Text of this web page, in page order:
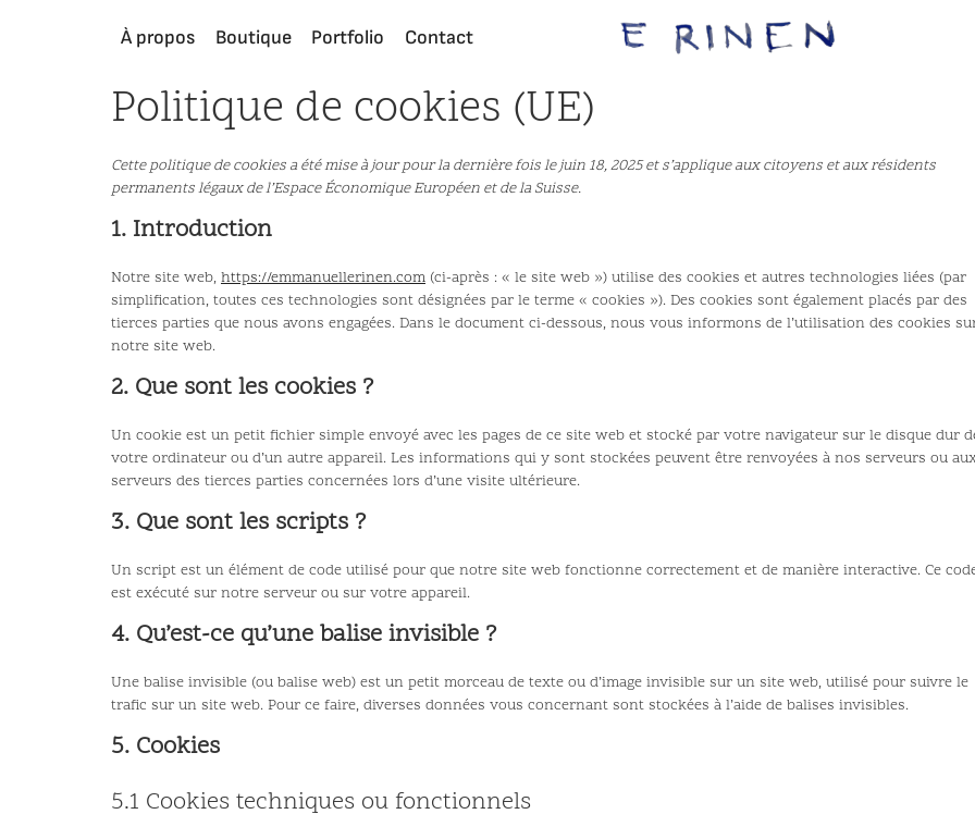
À propos Boutique Portfolio Contact
Politique de cookies (UE)
Cette politique de cookies a été mise à jour pour la dernière fois le juin 18, 2025 et s’applique aux citoyens et aux résidents
permanents légaux de l’Espace Économique Européen et de la Suisse.
1. Introduction
Notre site web, https://emmanuellerinen.com (ci-après : « le site web ») utilise des cookies et autres technologies liées (par
simplification, toutes ces technologies sont désignées par le terme « cookies »). Des cookies sont également placés par des
tierces parties que nous avons engagées. Dans le document ci-dessous, nous vous informons de l’utilisation des cookies
notre site web.
2. Que sont les cookies ?
Un cookie est un petit fichier simple envoyé avec les pages de ce site web et stocké par votre navigateur sur le disque dur
votre ordinateur ou d’un autre appareil. Les informations qui y sont stockées peuvent être renvoyées à nos serveurs ou
serveurs des tierces parties concernées lors d’une visite ultérieure.
3. Que sont les scripts ?
Un script est un élément de code utilisé pour que notre site web fonctionne correctement et de manière interactive. Ce
est exécuté sur notre serveur ou sur votre appareil.
4. Qu’est-ce qu’une balise invisible ?
Une balise invisible (ou balise web) est un petit morceau de texte ou d’image invisible sur un site web, utilisé pour suivre le
trafic sur un site web. Pour ce faire, diverses données vous concernant sont stockées à l’aide de balises invisibles.
5. Cookies
5.1 Cookies techniques ou fonctionnels